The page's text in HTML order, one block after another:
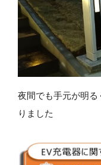
夜間でも手元が明る
りました